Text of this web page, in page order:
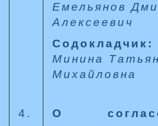
Емельянов
Алексеевич
Содокладчик:
Минина
Михайловна
4.
О